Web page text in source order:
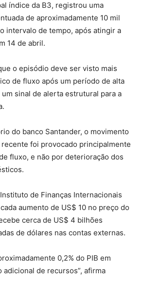
índice da B3, registrou uma
de aproximadamente 10 mil
intervalo de tempo, após atingir a
14 de abril.
o episódio deve ser visto mais
de fluxo após um período de alta
sinal de alerta estrutural para a
do banco Santander, o movimento
foi provocado principalmente
fluxo, e não por deterioração dos
de Finanças Internacionais
aumento de US$ 10 no preço do
cerca de US$ 4 bilhões
de dólares nas contas externas.
0,2% do PIB em
de recursos”, afirma